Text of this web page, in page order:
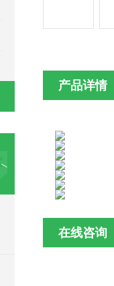
产品详情
在线咨询